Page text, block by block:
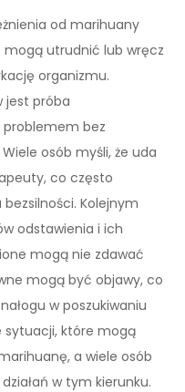
od marihuany
mogą utrudnić lub wręcz
organizmu.
jest próba
problemem bez
osób myśli, że uda
co często
Kolejnym
odstawienia i ich
mogą nie zdawać
mogą być objawy, co
w poszukiwaniu
sytuacji, które mogą
a wiele osób
w tym kierunku.